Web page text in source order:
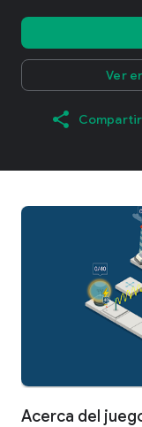
Ver
Compartir
Acerca del